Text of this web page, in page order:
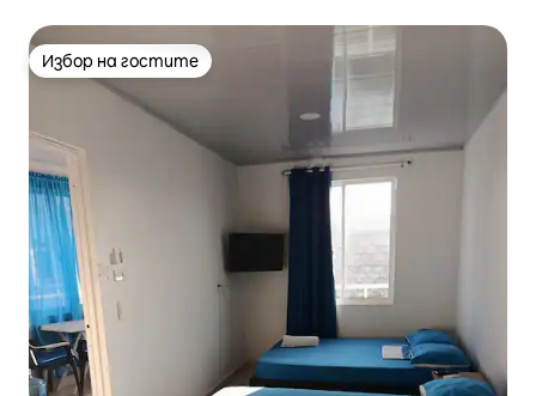
Избор на гостите
Избор на гостите